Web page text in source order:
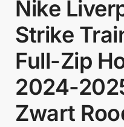
Nike
Strike
Full-Zip
2024-
Zwart